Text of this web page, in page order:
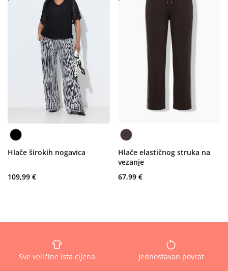
Hlače širokih nogavica
109,99 €
Hlače elastičnog struka na
vezanje
67,99 €
Sve veličine ista cijena Jednostavan povrat